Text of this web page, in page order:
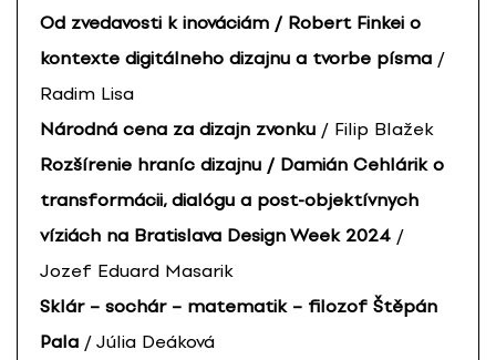
Od zvedavosti k inováciám / Robert Finkei o
kontexte digitálneho dizajnu a tvorbe písma /
Radim Lisa
Národná cena za dizajn zvonku / Filip Blažek
Rozšírenie hraníc dizajnu / Damián Cehlárik o
transformácii, dialógu a post-objektívnych
víziách na Bratislava Design Week 2024 /
Jozef Eduard Masarik
Sklár – sochár – matematik – filozof Štěpán
Pala / Júlia Deáková